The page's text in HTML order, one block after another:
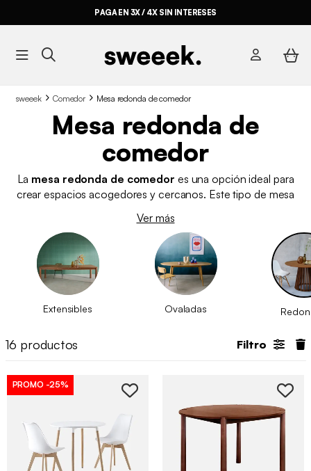
PAGA EN 3X / 4X SIN INTERESES
sweeek Comedor Mesa redonda de comedor
Mesa redonda de
comedor
La mesa redonda de comedor es una opción ideal para
crear espacios acogedores y cercanos. Este tipo de mesa
Consiguiendo que compartir comidas y momentos especiales
resulte más natural. Además, al no tener esquinas, es una
alternativa muy práctica en hogares con niños, ya que ayuda a
evitar golpes innecesarios mientras juegan por el salón. Este
tipo de mesas ocupa menos espacio visual que otros
pequeños, cocinas o estancias abiertas
comedorpensados para adaptarse con facilidad a diferentes
Ver más
Extensibles Ovaladas
16 productos Filtro
PROMO -25%